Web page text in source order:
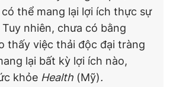
thể mang lại lợi ích thực sự
nhiên, chưa có bằng
thấy việc thải độc đại tràng
lại bất kỳ lợi ích nào,
khỏe Health (Mỹ).